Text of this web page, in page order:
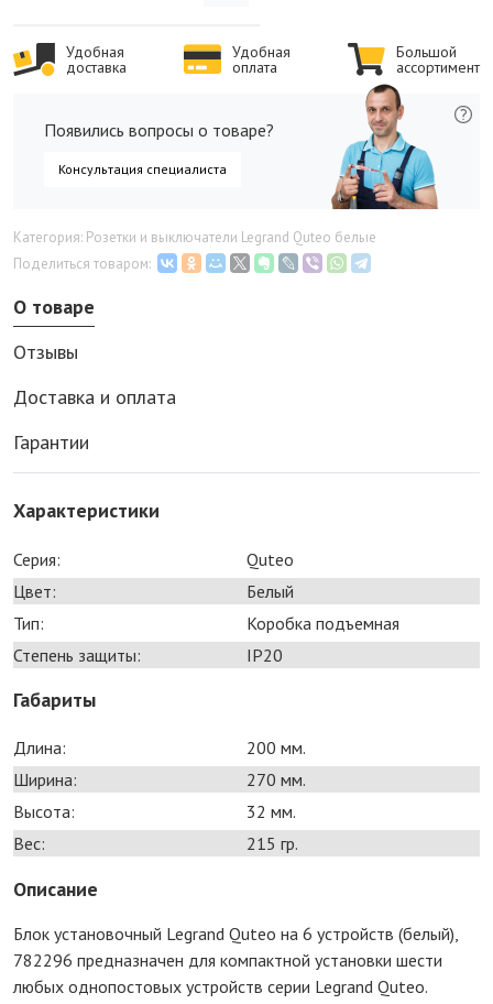
Удобная
доставка
Удобная
оплата
Большой
ассортимент
Появились вопросы о товаре?
Консультация специалиста
Категория: Розетки и выключатели Legrand Quteo белые
Поделиться товаром:
О товаре
Отзывы
Доставка и оплата
Гарантии
Характеристики
Серия:
Quteo
Цвет:
Белый
Тип:
Коробка подъемная
Степень защиты:
IP20
Габариты
Длина:
200 мм.
Ширина:
270 мм.
Высота:
32 мм.
Вес:
215 гр.
Описание
Блок установочный Legrand Quteo на 6 устройств (белый),
782296 предназначен для компактной установки шести
любых однопостовых устройств серии Legrand Quteo.